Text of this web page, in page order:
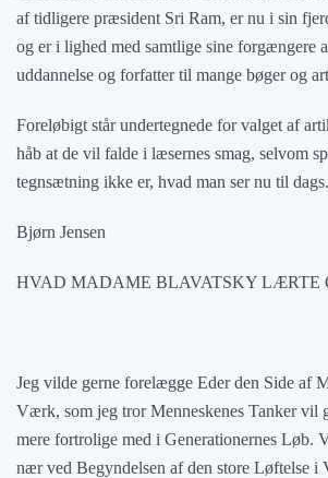
af tidligere præsident Sri Ram, er nu i sin
og er i lighed med samtlige sine forgængere
uddannelse og forfatter til mange bøger og
Foreløbigt står undertegnede for valget af
håb at de vil falde i læsernes smag, selvom
tegnsætning ikke er, hvad man ser nu til dags.
Bjørn Jensen
HVAD MADAME BLAVATSKY LÆRTE
af C.
Jeg vilde gerne forelægge Eder den Side af
Værk, som jeg tror Menneskenes Tanker vil
mere fortrolige med i Generationernes Løb.
nær ved Begyndelsen af den store Løftelse i